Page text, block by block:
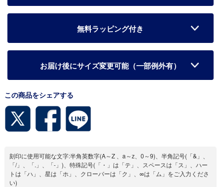
無料ラッピング付き
お届け後にサイズ変更可能（一部例外有）
この商品をシェアする
刻印に使用可能な文字:半角英数字(A～Z 、a～z、0～9)、半角記号(「&」、
「/」、「.」、「-」)、特殊記号(「・」は「テ」、スペースは「ス」、ハー
トは「ハ」、星は「ホ」、クローバーは「ク」、∞は「ム」をご入力くださ
い)